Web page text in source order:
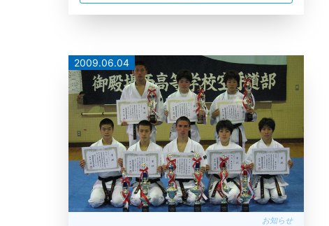
2009.06.04
お知らせ